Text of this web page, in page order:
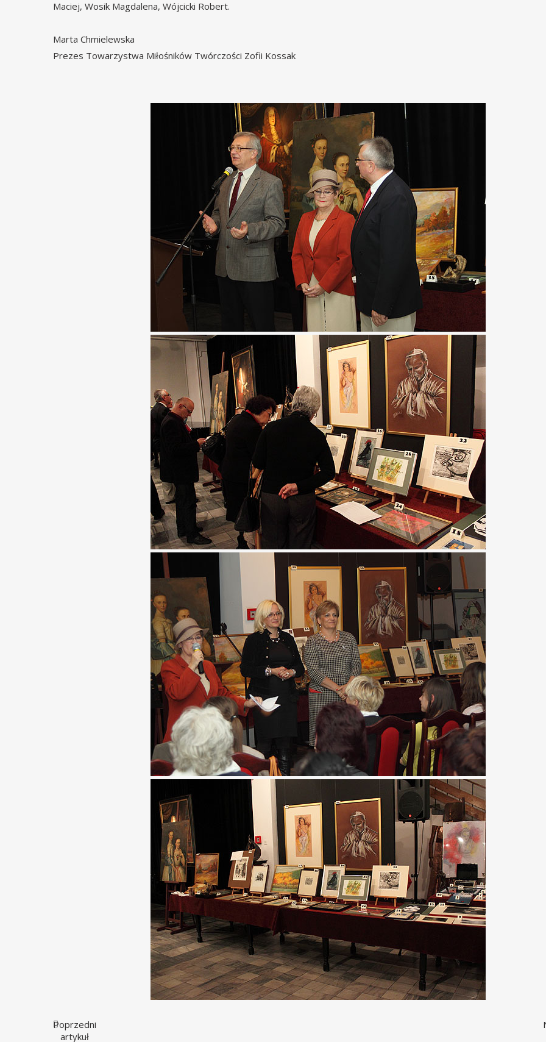
Maciej, Wosik Magdalena, Wójcicki Robert.
Marta Chmielewska
Prezes Towarzystwa Miłośników Twórczości Zofii Kossak
Poprzedni
artykuł